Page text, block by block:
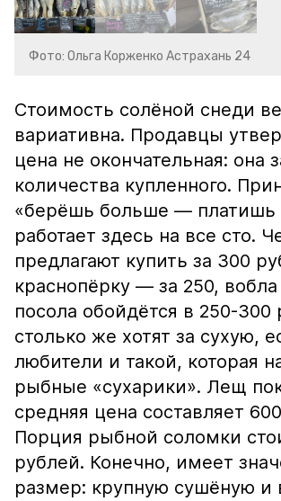
Фото: Ольга Корженко Астрахань 24
Стоимость солёной снеди
вариативна. Продавцы
цена не окончательная: она
количества купленного.
«берёшь больше —
работает здесь на все сто.
предлагают купить за 300
краснопёрку — за 250,
посола обойдётся в 250-300
столько же хотят за сухую,
любители и такой, которая
рыбные «сухарики». Лещ
средняя цена составляет
Порция рыбной соломки
рублей. Конечно, имеет
размер: крупную сушёную и